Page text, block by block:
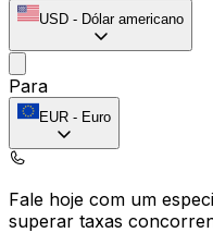
USD - Dólar americano
Para
EUR - Euro
Fale hoje com um
superar taxas